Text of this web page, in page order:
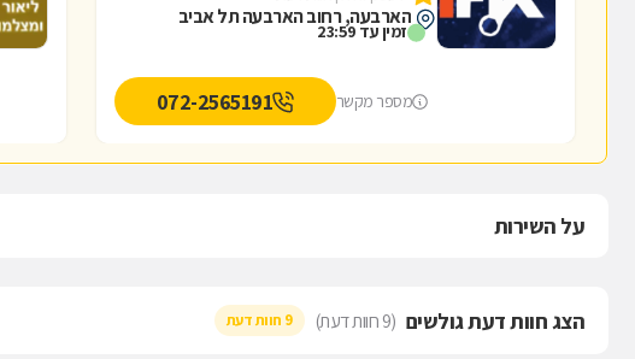
הארבעה, רחוב הארבעה תל אביב
זמין עד 23:59
מספר מקשר 072-2565191
על השירות
הצג חוות דעת גולשים (9 חוות דעת) 9 חוות דעת